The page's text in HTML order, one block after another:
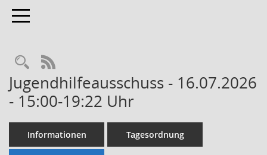
Toggle navigation
Rechercheauswahl
RSS-Feed
Jugendhilfeausschuss - 16.07.2026
- 15:00-19:22 Uhr
Informationen Tagesordnung